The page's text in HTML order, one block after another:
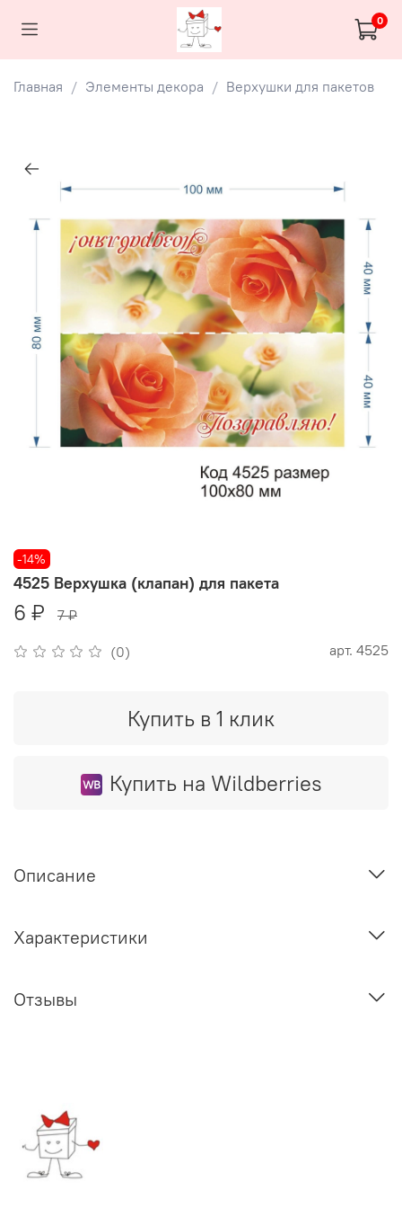
0
Главная Элементы декора Верхушки для пакетов
-14%
(0) арт. 4525
4525 Верхушка (клапан) для пакета
6 ₽ 7 ₽
Купить в 1 клик
Купить на Wildberries
Описание
Характеристики
Отзывы